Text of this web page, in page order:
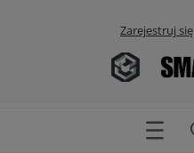
Zarejestruj się